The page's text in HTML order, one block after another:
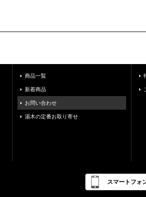
商品一覧
新着商品
お問い合わせ
湯木の定番お取り寄せ
スマートフォ